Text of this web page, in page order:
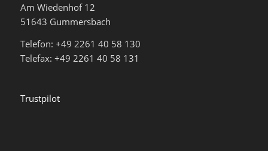
Am Wiedenhof 12
51643 Gummersbach
Telefon: +49 2261 40 58 130
Telefax: +49 2261 40 58 131
Trustpilot